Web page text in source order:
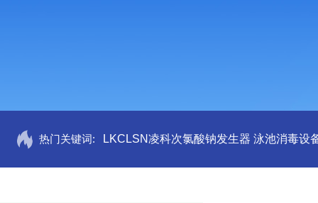
热门关键词: LKCLSN凌科次氯酸钠发生器 泳池消毒设